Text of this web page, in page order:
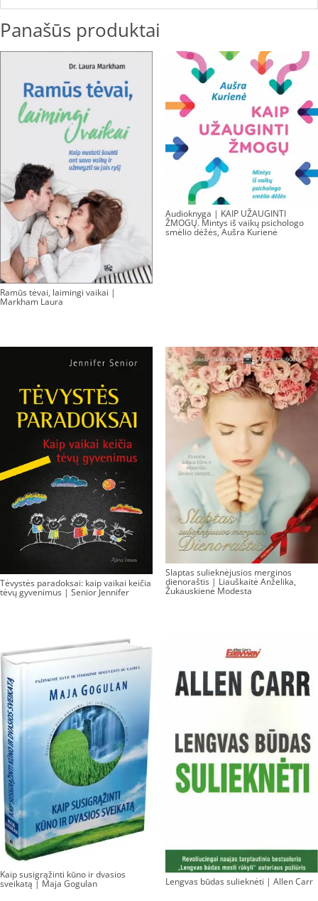
Panašūs produktai
Ramūs tėvai, laimingi vaikai |
Markham Laura
Audioknyga | KAIP UŽAUGINTI
ŽMOGŲ. Mintys iš vaikų psichologo
smėlio dėžės, Aušra Kurienė
Tėvystės paradoksai: kaip vaikai keičia
tėvų gyvenimus | Senior Jennifer
Slaptas sulieknėjusios merginos
dienoraštis | Liauškaitė Anželika,
Žukauskienė Modesta
Kaip susigrąžinti kūno ir dvasios
sveikatą | Maja Gogulan Lengvas būdas sulieknėti | Allen Carr